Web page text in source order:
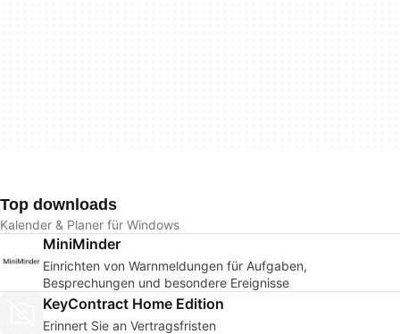
Top downloads
Kalender & Planer für Windows
MiniMinder
Einrichten von Warnmeldungen für Aufgaben,
Besprechungen und besondere Ereignisse
KeyContract Home Edition
Erinnert Sie an Vertragsfristen